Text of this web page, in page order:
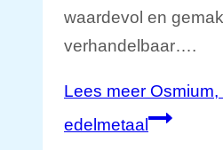
waardevol en
verhandelbaar….
Lees meer
edelmetaal